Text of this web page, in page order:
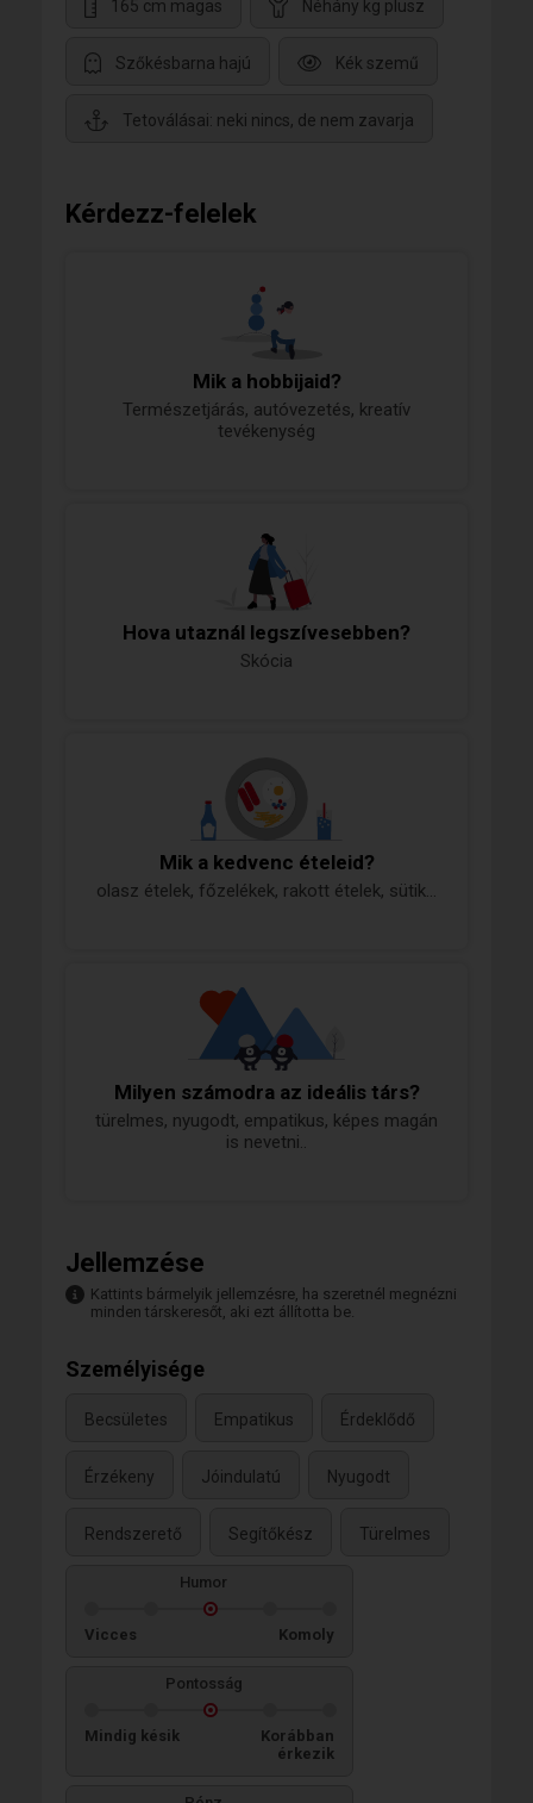
165 cm magas Néhány kg plusz
Szőkésbarna hajú Kék szemű
Tetoválásai: neki nincs, de nem zavarja
Kérdezz-felelek
Mik a hobbijaid?
Természetjárás, autóvezetés, kreatív
tevékenység
Hova utaznál legszívesebben?
Skócia
Mik a kedvenc ételeid?
olasz ételek, főzelékek, rakott ételek, sütik...
Milyen számodra az ideális társ?
türelmes, nyugodt, empatikus, képes magán
is nevetni..
Jellemzése
Kattints bármelyik jellemzésre, ha szeretnél megnézni
minden társkeresőt, aki ezt állította be.
Személyisége
Becsületes Empatikus Érdeklődő
Érzékeny Jóindulatú Nyugodt
Rendszerető Segítőkész Türelmes
Humor
Vicces Komoly
Pontosság
Mindig késik
Korábban
érkezik